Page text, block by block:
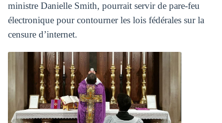
ministre Danielle Smith, pourrait servir de pare-feu
électronique pour contourner les lois fédérales sur la
censure d’internet.